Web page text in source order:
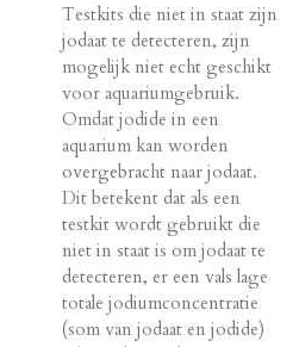
Testkits die niet in staat zijn
jodaat te detecteren, zijn
mogelijk niet echt geschikt
voor aquariumgebruik.
Omdat jodide in een
aquarium kan worden
overgebracht naar jodaat.
Dit betekent dat als een
testkit wordt gebruikt die
niet in staat is om jodaat te
detecteren, er een vals lage
totale jodiumconcentratie
(som van jodaat en jodide)